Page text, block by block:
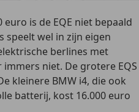
is de EQE niet bepaald
speelt wel in zijn eigen
berlines met
niet. De grotere EQS
kleinere BMW i4, die ook
batterij, kost 16.000 euro